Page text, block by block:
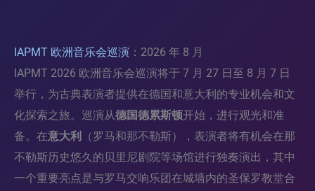
IAPMT 欧洲音乐会巡演 ：2026 年 8 月
IAPMT 2026 欧洲音乐会巡演将于 7 月 27 日至 8 月 7 日
举行，为古典表演者提供在德国和意大利的专业机会和文
化探索之旅。巡演从德国德累斯顿开始，进行观光和准
备。在意大利
（罗马和那不勒斯），表演者将有机会在那
不勒斯历史悠久的贝里尼剧院等场馆进行独奏演出，其中
一个重要亮点是与罗马交响乐团在城墙内的圣保罗教堂合